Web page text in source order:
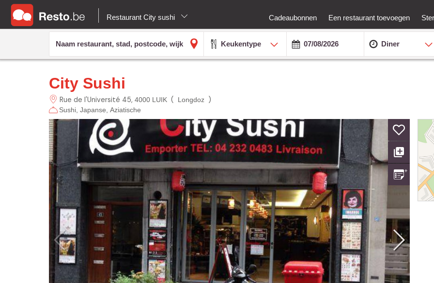
Restaurant City sushi Cadeaubonnen Een restaurant toevoegen
Keukentype Diner
City Sushi
Rue de l'Université 45 4000 LUIK( Longdoz)
Sushi Japanse Aziatische